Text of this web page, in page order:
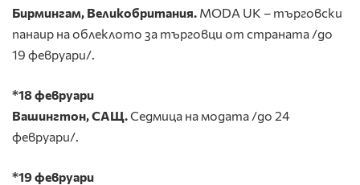
Бирмингам, Великобритания. MODA UK – търговски
панаир на облеклото за търговци от страната /до
19 февруари/.
*18 февруари
Вашингтон, САЩ.Седмица на модата /до 24
февруари/.
*19 февруари